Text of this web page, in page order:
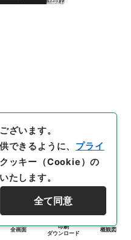
全画面
印刷
ダウンロード
概観図
ざいます。
できるように、 プライ
ッキー（Cookie）の
たします。
全て同意